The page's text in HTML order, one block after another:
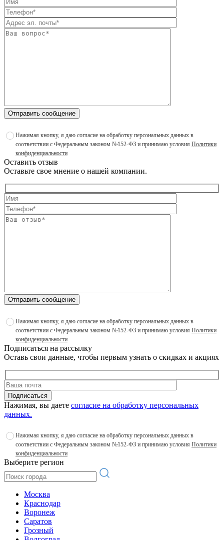
Отправить сообщение
Нажимая кнопку, я даю согласие на обработку персональных данных в
соответствии с Федеральным законом №152-ФЗ и принимаю условия Политики
конфиденциальности
Оставить отзыв
Оставьте свое мнение о нашей компании.
Отправить сообщение
Нажимая кнопку, я даю согласие на обработку персональных данных в
соответствии с Федеральным законом №152-ФЗ и принимаю условия Политики
конфиденциальности
Подписаться на рассылку
Оставь свои данные, чтобы первым узнать о скидках и акциях
Подписаться
Нажимая, вы даете согласие на обработку персональных
данных.
Нажимая кнопку, я даю согласие на обработку персональных данных в
соответствии с Федеральным законом №152-ФЗ и принимаю условия Политики
конфиденциальности
Выберите регион
Москва
Краснодар
Воронеж
Саратов
Грозный